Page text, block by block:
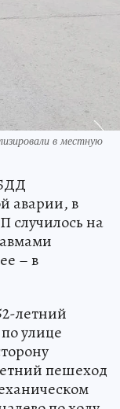
в местную
аварии, в
случилось на
– в
летний
улице
пешеход